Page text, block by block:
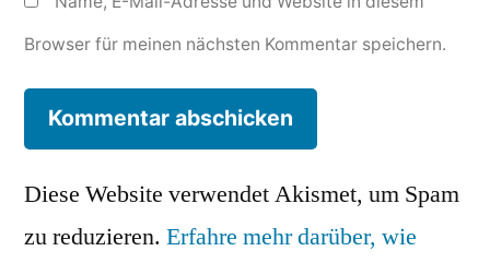
Browser für meinen nächsten Kommentar speichern.
Diese Website verwendet Akismet, um Spam
zu reduzieren. Erfahre mehr darüber, wie